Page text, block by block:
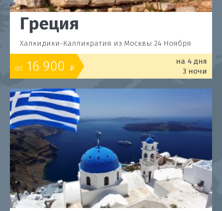
Греция
Халкидики-Калликратия из Москвы 24 Ноября
от 16 900 o
на 4 дня
3 ночи